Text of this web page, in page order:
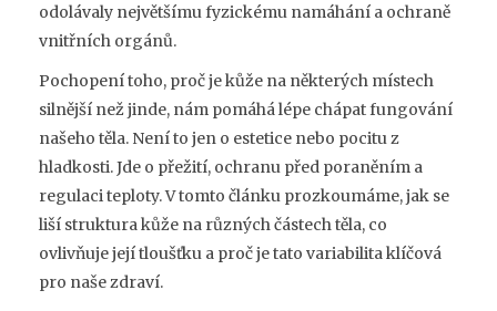
odolávaly největšímu fyzickému namáhání a ochraně
vnitřních orgánů.
Pochopení toho, proč je kůže na některých místech
silnější než jinde, nám pomáhá lépe chápat fungování
našeho těla. Není to jen o estetice nebo pocitu z
hladkosti. Jde o přežití, ochranu před poraněním a
regulaci teploty. V tomto článku prozkoumáme, jak se
liší struktura kůže na různých částech těla, co
ovlivňuje její tloušťku a proč je tato variabilita klíčová
pro naše zdraví.